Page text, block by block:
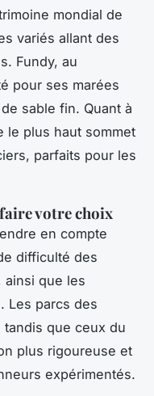
mondial de
variés allant des
Fundy, au
pour ses marées
sable fin. Quant à
le plus haut sommet
parfaits pour les
votre choix
en compte
difficulté des
ainsi que les
Les parcs des
que ceux du
plus rigoureuse et
expérimentés.